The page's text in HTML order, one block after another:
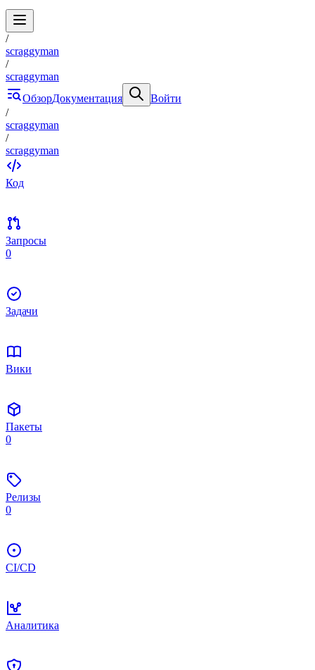
/
scraggyman
/
scraggyman
ОбзорДокументация
Войти
/
scraggyman
/
scraggyman
Код
Запросы
0
Задачи
Вики
Пакеты
0
Релизы
0
CI/CD
Аналитика